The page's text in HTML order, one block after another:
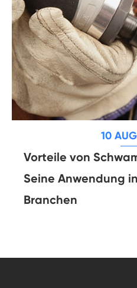
10
Vorteile von
Seine Anwendung
Branchen